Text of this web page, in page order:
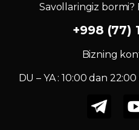
Savollaringiz bormi?
+998 (77)
Bizning
DU – YA : 10:00 dan